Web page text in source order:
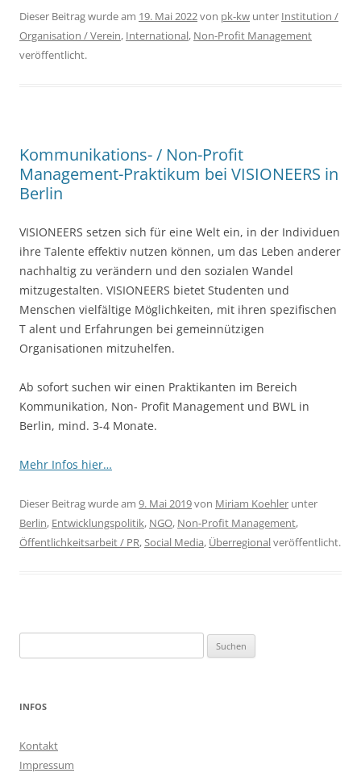
Dieser Beitrag wurde am 19. Mai 2022von pk-kw unter Institution /
Organisation / Verein, International, Non-Profit Management
veröffentlicht.
Kommunikations- / Non-Profit
Management-Praktikum bei VISIONEERS in
Berlin
VISIONEERS setzen sich für eine Welt ein, in der Individuen
ihre Talente effektiv nutzen können, um das Leben anderer
nachhaltig zu verändern und den sozialen Wandel
mitzugestalten. VISIONEERS bietet Studenten und
Menschen vielfältige Möglichkeiten, mit ihren spezifischen
T alent und Erfahrungen bei gemeinnützigen
Organisationen mitzuhelfen.
Ab sofort suchen wir einen Praktikanten im Bereich
Kommunikation, Non- Profit Management und BWL in
Berlin, mind. 3-4 Monate.
Mehr Infos hier…
Dieser Beitrag wurde am 9. Mai 2019von Miriam Koehler unter
Berlin, Entwicklungspolitik, NGO, Non-Profit Management,
Öffentlichkeitsarbeit / PR,Social Media, Überregionalveröffentlicht.
nach:
INFOS
Kontakt
Impressum